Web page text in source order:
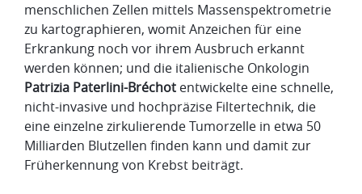
menschlichen Zellen mittels Massenspektrometrie
zu kartographieren, womit Anzeichen für eine
Erkrankung noch vor ihrem Ausbruch erkannt
werden können; und die italienische Onkologin
Patrizia Paterlini-Bréchot entwickelte eine schnelle,
nicht-invasive und hochpräzise Filtertechnik, die
eine einzelne zirkulierende Tumorzelle in etwa 50
Milliarden Blutzellen finden kann und damit zur
Früherkennung von Krebst beiträgt.